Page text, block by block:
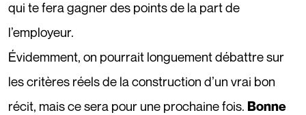
qui te fera gagner des points de la part de
l’employeur.
Évidemment, on pourrait longuement débattre sur
les critères réels de la construction d’un vrai bon
récit, mais ce sera pour une prochaine fois. Bonne